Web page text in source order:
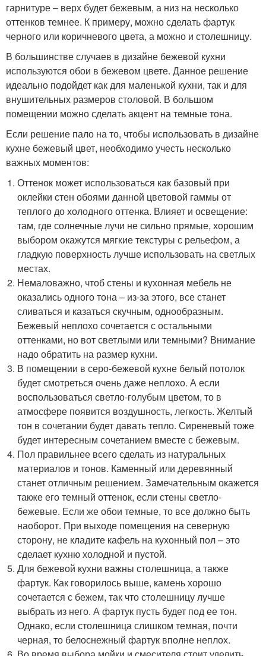
гарнитуре – верх будет бежевым, а низ на несколько
оттенков темнее. К примеру, можно сделать фартук
черного или коричневого цвета, а можно и столешницу.
В большинстве случаев в дизайне бежевой кухни
используются обои в бежевом цвете. Данное решение
идеально подойдет как для маленькой кухни, так и для
внушительных размеров столовой. В большом
помещении можно сделать акцент на темные тона.
Если решение пало на то, чтобы использовать в дизайне
кухне бежевый цвет, необходимо учесть несколько
важных моментов:
Оттенок может использоваться как базовый при
оклейки стен обоями данной цветовой гаммы от
теплого до холодного оттенка. Влияет и освещение:
там, где солнечные лучи не сильно прямые, хорошим
выбором окажутся мягкие текстуры с рельефом, а
гладкую поверхность лучше использовать на светлых
местах.
Немаловажно, чтоб стены и кухонная мебель не
оказались одного тона – из-за этого, все станет
сливаться и казаться скучным, однообразным.
Бежевый неплохо сочетается с остальными
оттенками, но вот светлыми или темными? Внимание
надо обратить на размер кухни.
В помещении в серо-бежевой кухне белый потолок
будет смотреться очень даже неплохо. А если
воспользоваться светло-голубым цветом, то в
атмосфере появится воздушность, легкость. Желтый
тон в сочетании будет давать тепло. Сиреневый тоже
будет интересным сочетанием вместе с бежевым.
Пол правильнее всего сделать из натуральных
материалов и тонов. Каменный или деревянный
станет отличным решением. Замечательным окажется
также его темный оттенок, если стены светло-
бежевые. Если же обои темные, то все должно быть
наоборот. При выходе помещения на северную
сторону, не кладите кафель на кухонный пол – это
сделает кухню холодной и пустой.
Для бежевой кухни важны столешница, а также
фартук. Как говорилось выше, камень хорошо
сочетается с бежем, так что столешницу лучше
выбрать из него. А фартук пусть будет под ее тон.
Однако, если столешница слишком темная, почти
черная, то белоснежный фартук вполне неплох.